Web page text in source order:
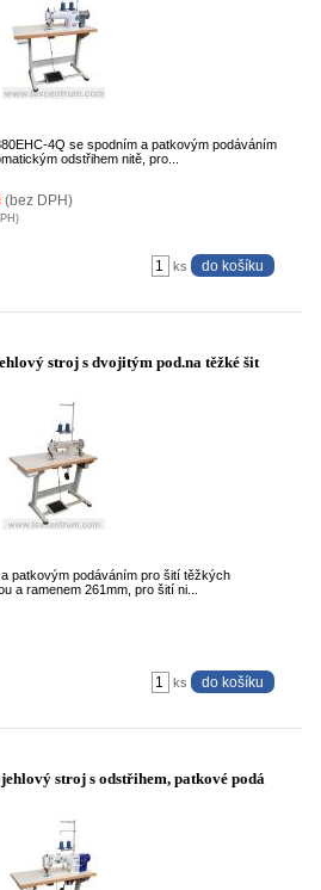
4Q se spodním a patkovým podáváním
odstřihem nitě, pro...
(bez DPH)
ks
stroj s dvojitým pod.na těžké šit
patkovým podáváním pro šití těžkých
a ramenem 261mm, pro šití ni...
ks
stroj s odstřihem, patkové podá